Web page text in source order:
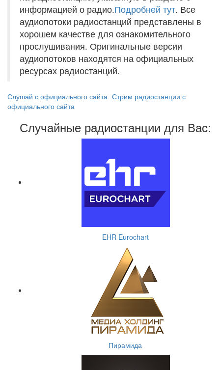
информацией о радио.Подробней тут. Все
аудиопотоки радиостанций представлены в
хорошем качестве для ознакомительного
прослушивания. Оригинальные версии
аудиопотоков находятся на официальных
ресурсах радиостанций.
Слушай с официального сайта Стрим радиостанции с
официального сайта
Случайные радиостанции для Вас:
EHR Eurochart
Пирамида